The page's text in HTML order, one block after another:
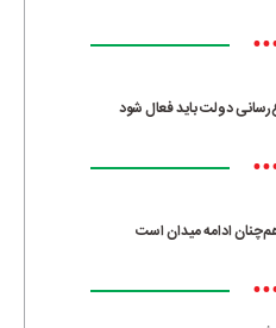
دولت باید فعال شود
ادامه میدان است